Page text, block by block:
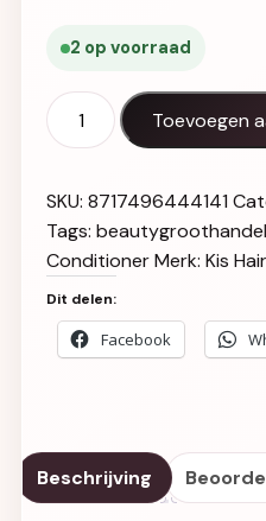
2 op voorraad
KIS KeraGlide Conditioner
Toevoegen
SKU: 8717496444141
Tags:
ConditionerMerk: Kis
Dit delen:
Facebook
Beschrijving